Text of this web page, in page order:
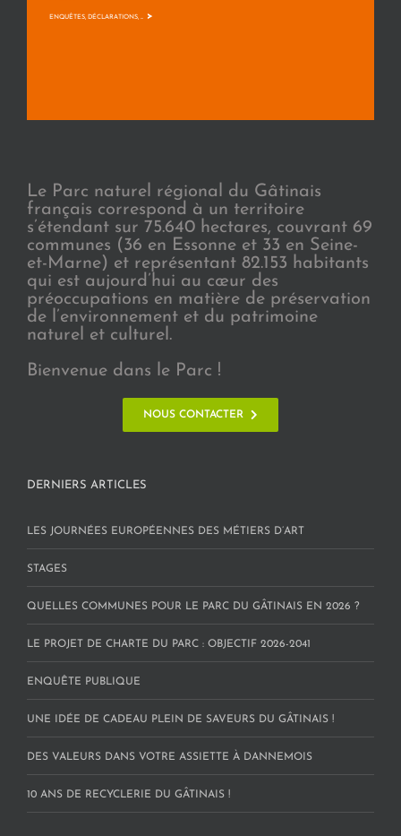
ENQUÊTES, DÉCLARATIONS, ... >
Le Parc naturel régional du Gâtinais
français correspond à un territoire
s’étendant sur 75.640 hectares, couvrant 69
communes (36 en Essonne et 33 en Seine-
et-Marne) et représentant 82.153 habitants
qui est aujourd’hui au cœur des
préoccupations en matière de préservation
de l’environnement et du patrimoine
naturel et culturel.
Bienvenue dans le Parc !
NOUS CONTACTER
DERNIERS ARTICLES
LES JOURNÉES EUROPÉENNES DES MÉTIERS D’ART
STAGES
QUELLES COMMUNES POUR LE PARC DU GÂTINAIS EN 2026 ?
LE PROJET DE CHARTE DU PARC : OBJECTIF 2026-2041
ENQUÊTE PUBLIQUE
UNE IDÉE DE CADEAU PLEIN DE SAVEURS DU GÂTINAIS !
DES VALEURS DANS VOTRE ASSIETTE À DANNEMOIS
10 ANS DE RECYCLERIE DU GÂTINAIS !